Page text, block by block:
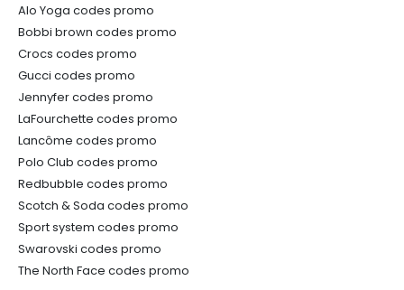
Alo Yoga codes promo
Bobbi brown codes promo
Crocs codes promo
Gucci codes promo
Jennyfer codes promo
LaFourchette codes promo
Lancôme codes promo
Polo Club codes promo
Redbubble codes promo
Scotch & Soda codes promo
Sport system codes promo
Swarovski codes promo
The North Face codes promo